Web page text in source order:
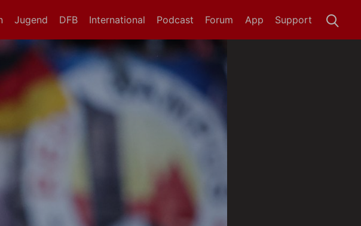
Jugend DFB International Support
App
Forum
Podcast